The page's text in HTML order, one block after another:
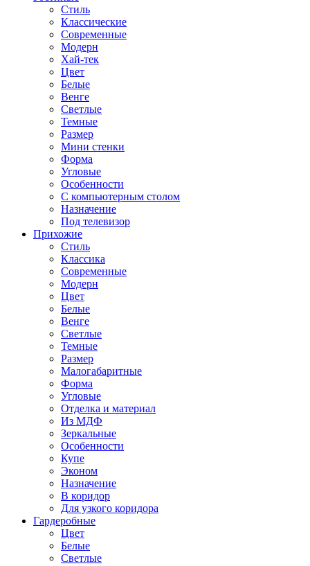
Стиль
Классические
Современные
Модерн
Хай-тек
Цвет
Белые
Венге
Светлые
Темные
Размер
Мини стенки
Форма
Угловые
Особенности
С компьютерным столом
Назначение
Под телевизор
Прихожие
Стиль
Классика
Современные
Модерн
Цвет
Белые
Венге
Светлые
Темные
Размер
Малогабаритные
Форма
Угловые
Отделка и материал
Из МДФ
Зеркальные
Особенности
Купе
Эконом
Назначение
В коридор
Для узкого коридора
Гардеробные
Цвет
Белые
Светлые